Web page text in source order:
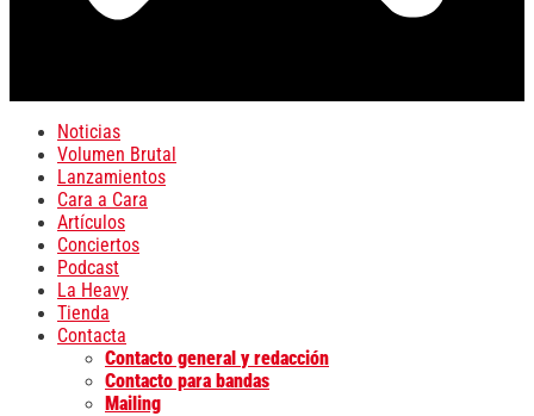
Noticias
Volumen Brutal
Lanzamientos
Cara a Cara
Artículos
Conciertos
Podcast
La Heavy
Tienda
Contacta
Contacto general y redacción
Contacto para bandas
Mailing